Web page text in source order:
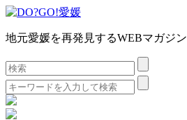
地元愛媛を再発見するWEBマガジン
検
索:
検
索: